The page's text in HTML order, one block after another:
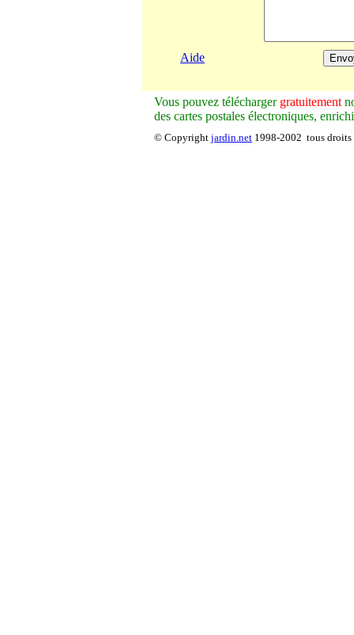
Aide
Vous pouvez télécharger gratuitement
des cartes postales électroniques,
© Copyright jardin.net 1998-2002 tous droits